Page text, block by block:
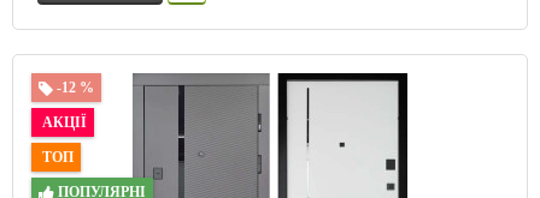
-12 %
АКЦІЇ
ТОП
ПОПУЛЯРНІ